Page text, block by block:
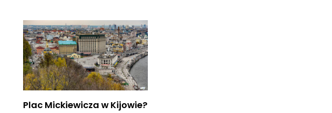
Plac Mickiewicza w Kijowie?